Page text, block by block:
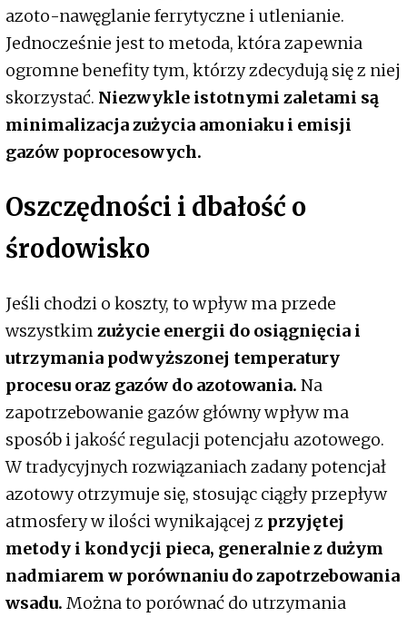
azoto-nawęglanie ferrytyczne i utlenianie.
Jednocześnie jest to metoda, która zapewnia
ogromne benefity tym, którzy zdecydują się z niej
skorzystać. Niezwykle istotnymi zaletami są
minimalizacja zużycia amoniaku i emisji
gazów poprocesowych.
Oszczędności i dbałość o
środowisko
Jeśli chodzi o koszty, to wpływ ma przede
wszystkim zużycie energii do osiągnięcia i
utrzymania podwyższonej temperatury
procesu oraz gazów do azotowania. Na
zapotrzebowanie gazów główny wpływ ma
sposób i jakość regulacji potencjału azotowego.
W tradycyjnych rozwiązaniach zadany potencjał
azotowy otrzymuje się, stosując ciągły przepływ
atmosfery w ilości wynikającej z przyjętej
metody i kondycji pieca, generalnie z dużym
nadmiarem w porównaniu do zapotrzebowania
wsadu. Można to porównać do utrzymania